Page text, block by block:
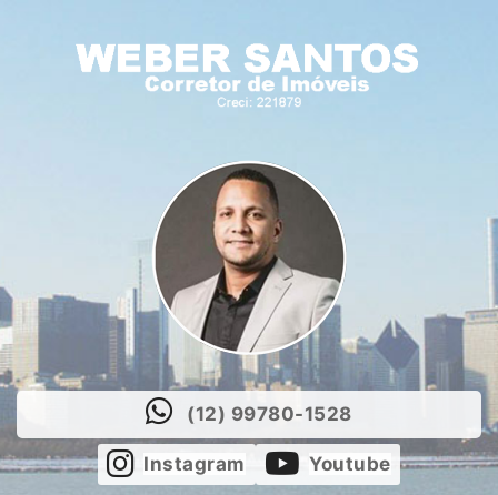
(12) 99780-1528
Instagram Youtube